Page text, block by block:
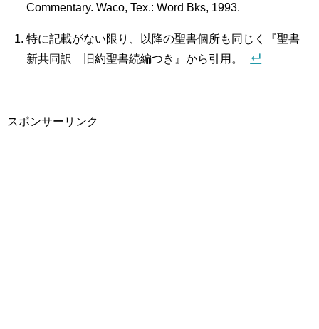
Commentary. Waco, Tex.: Word Bks, 1993.
特に記載がない限り、以降の聖書個所も同じく『聖書
新共同訳 旧約聖書続編つき』から引用。
スポンサーリンク